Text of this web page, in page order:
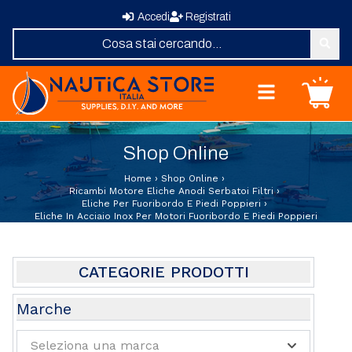
Accedi Registrati
Nautica Store Italia
Shop Online
Revisione Zattere
Fornitura Vele
Elica su Misura
Contatti
Carrello
Shop Online
Home › Shop Online ›
Ricambi Motore Eliche Anodi Serbatoi Filtri ›
Eliche Per Fuoribordo E Piedi Poppieri ›
Eliche In Acciaio Inox Per Motori Fuoribordo E Piedi Poppieri
CATEGORIE PRODOTTI
Abbigliamento e Sport
Attrezzature e Allestimenti Coperta
Marche
Seleziona una marca